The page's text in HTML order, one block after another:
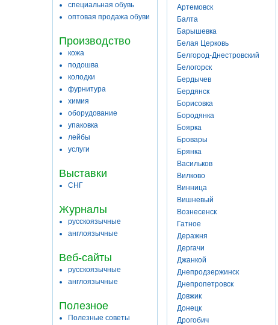
специальная обувь
оптовая продажа обуви
Производство
кожа
подошва
колодки
фурнитура
химия
оборудование
упаковка
лейбы
услуги
Выставки
СНГ
Журналы
русскоязычные
англоязычные
Веб-сайты
русскоязычные
англоязычные
Полезное
Полезные советы
Артемовск
Балта
Барышевка
Белая Церковь
Белгород-Днестровский
Белогорск
Бердычев
Бердянск
Борисовка
Бородянка
Боярка
Бровары
Брянка
Васильков
Вилково
Винница
Вишневый
Вознесенск
Гатное
Деражня
Дергачи
Джанкой
Днепродзержинск
Днепропетровск
Довжик
Донецк
Дрогобич